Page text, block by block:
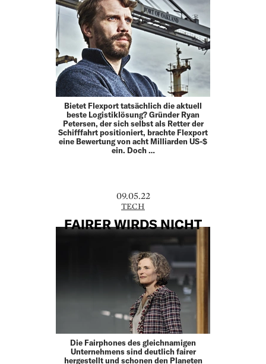
Bietet Flexport tatsächlich die aktuell
beste Logistiklösung? Gründer Ryan
Petersen, der sich selbst als Retter der
Schifffahrt positioniert, brachte Flexport
eine Bewertung von acht Milliarden US-$
ein. Doch …
09.05.22
TECH
FAIRER WIRDS NICHT
Die Fairphones des gleichnamigen
Unternehmens sind deutlich fairer
hergestellt und schonen den Planeten